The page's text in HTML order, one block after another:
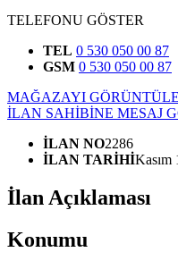
TELEFONU GÖSTER
TEL 0 530 050 00 87
GSM 0 530 050 00 87
MAĞAZAYI GÖRÜNTÜLE
İLAN SAHİBİNE MESAJ
İLAN NO2286
İLAN TARİHİKasım
İlan Açıklaması
Konumu